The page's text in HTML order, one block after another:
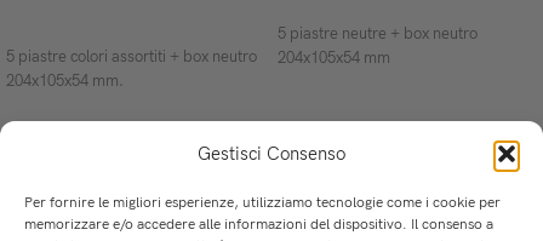
Gestisci Consenso
Per fornire le migliori esperienze, utilizziamo tecnologie come i cookie per
memorizzare e/o accedere alle informazioni del dispositivo. Il consenso a
5 piastre colori assortiti + box neutro
204x105x54 mm.
5 piastre neutre + box neutro
204x105x54 mm